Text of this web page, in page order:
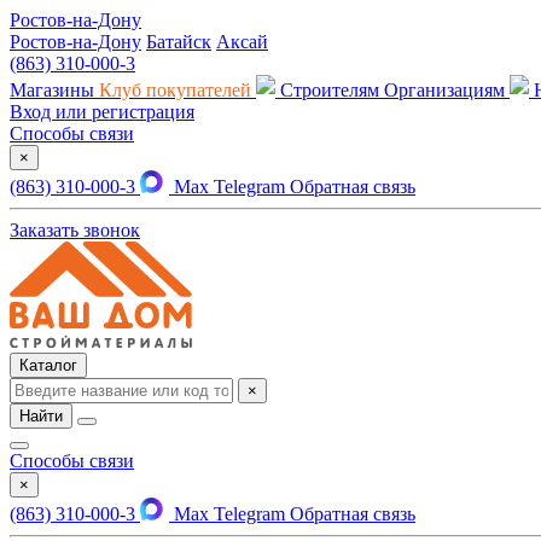
Ростов-на-Дону
Ростов-на-Дону Батайск Аксай
(863) 310-000-3
Магазины Клуб покупателей Строителям Организациям
Вход или регистрация
Способы связи
×
(863) 310-000-3 Max Telegram Обратная связь
Заказать звонок
Каталог
×
Найти
Способы связи
×
(863) 310-000-3 Max Telegram Обратная связь